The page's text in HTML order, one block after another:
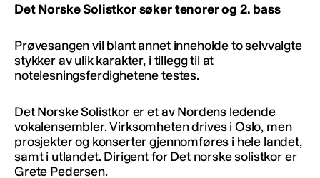
Det Norske Solistkor søker tenorer og 2. bass
Prøvesangen vil blant annet inneholde to selvvalgte
stykker av ulik karakter, i tillegg til at
notelesningsferdighetene testes.
Det Norske Solistkor er et av Nordens ledende
vokalensembler. Virksomheten drives i Oslo, men
prosjekter og konserter gjennomføres i hele landet,
samt i utlandet. Dirigent for Det norske solistkor er
Grete Pedersen.